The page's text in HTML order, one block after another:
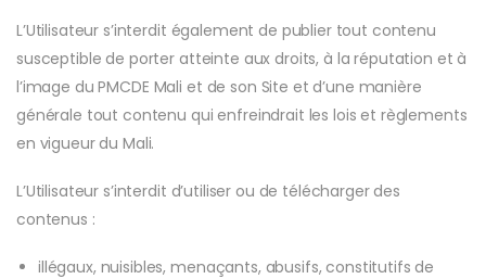
L’Utilisateur s’interdit également de publier tout contenu
susceptible de porter atteinte aux droits, à la réputation et à
l’image du PMCDE Mali et de son Site et d’une manière
générale tout contenu qui enfreindrait les lois et règlements
en vigueur du Mali.
L’Utilisateur s’interdit d’utiliser ou de télécharger des
contenus :
illégaux, nuisibles, menaçants, abusifs, constitutifs de